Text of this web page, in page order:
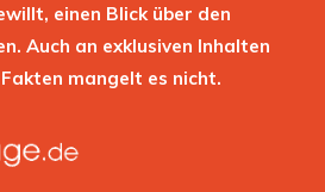
einen Blick über den
Auch an exklusiven Inhalten
mangelt es nicht.